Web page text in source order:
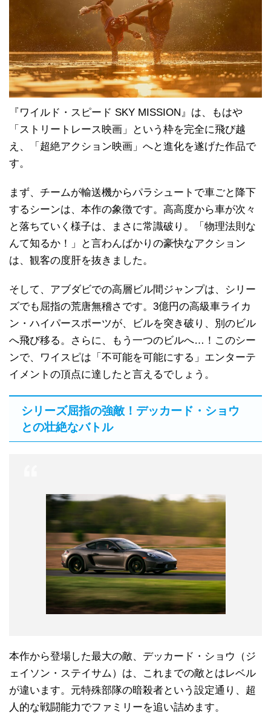
『ワイルド・スピード SKY MISSION』は、もはや
「ストリートレース映画」という枠を完全に飛び越
え、「超絶アクション映画」へと進化を遂げた作品で
す。
まず、チームが輸送機からパラシュートで車ごと降下
するシーンは、本作の象徴です。高高度から車が次々
と落ちていく様子は、まさに常識破り。「物理法則な
んて知るか！」と言わんばかりの豪快なアクション
は、観客の度肝を抜きました。
そして、アブダビでの高層ビル間ジャンプは、シリー
ズでも屈指の荒唐無稽さです。3億円の高級車ライカ
ン・ハイパースポーツが、ビルを突き破り、別のビル
へ飛び移る。さらに、もう一つのビルへ…！このシー
ンで、ワイスピは「不可能を可能にする」エンターテ
イメントの頂点に達したと言えるでしょう。
シリーズ屈指の強敵！デッカード・ショウ
との壮絶なバトル
本作から登場した最大の敵、デッカード・ショウ（ジ
ェイソン・ステイサム）は、これまでの敵とはレベル
が違います。元特殊部隊の暗殺者という設定通り、超
人的な戦闘能力でファミリーを追い詰めます。